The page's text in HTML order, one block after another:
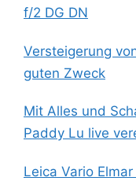
f/2 DG DN
Versteigerung
guten Zweck
Mit Alles und
Paddy Lu live
Leica Vario